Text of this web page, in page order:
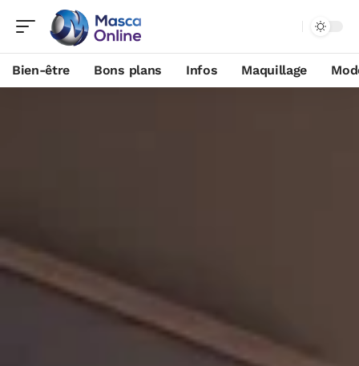
Bien-être Bons plans Infos Maquillage